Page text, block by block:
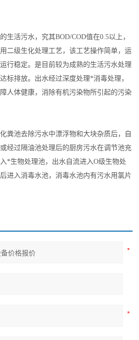
生活污水，究其BOD/COD值在0.5以上，
二级生化处理工艺，该工艺操作简单，运
行稳定。是目前较为成熟的生活污水处理
标排放。出水经过深度处理*消毒处理，
人体健康，消除有机污染物所引起的污染
粪池去除污水中漂浮物和大块杂质后，自
经过隔油池处理后的厨房污水在调节池充
*生物处理池，出水自流进入O级生物处
进入消毒水池，消毒水池内有污水用氯片